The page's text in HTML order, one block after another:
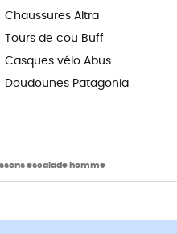
Chaussures Altra
Tours de cou Buff
Casques vélo Abus
Doudounes Patagonia
escalade homme